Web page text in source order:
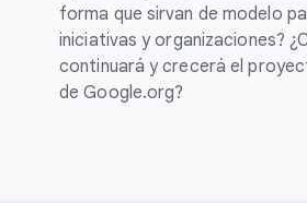
forma que sirvan de modelo
iniciativas y organizaciones?
continuará y crecerá el
de Google.org?